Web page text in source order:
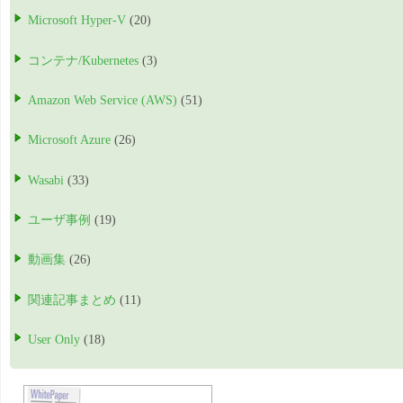
Microsoft Hyper-V (20)
コンテナ/Kubernetes (3)
Amazon Web Service (AWS) (51)
Microsoft Azure (26)
Wasabi (33)
ユーザ事例 (19)
動画集 (26)
関連記事まとめ (11)
User Only (18)